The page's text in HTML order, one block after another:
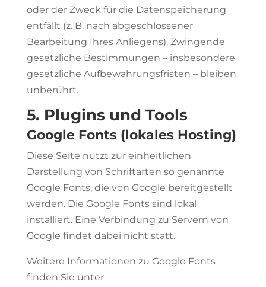
oder der Zweck für die Datenspeicherung
entfällt (z. B. nach abgeschlossener
Bearbeitung Ihres Anliegens). Zwingende
gesetzliche Bestimmungen – insbesondere
gesetzliche Aufbewahrungsfristen – bleiben
unberührt.
5. Plugins und Tools
Google Fonts (lokales Hosting)
Diese Seite nutzt zur einheitlichen
Darstellung von Schriftarten so genannte
Google Fonts, die von Google bereitgestellt
werden. Die Google Fonts sind lokal
installiert. Eine Verbindung zu Servern von
Google findet dabei nicht statt.
Weitere Informationen zu Google Fonts
finden Sie unter